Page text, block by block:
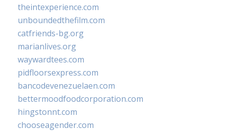
theintexperience.com
unboundedthefilm.com
catfriends-bg.org
marianlives.org
waywardtees.com
pidfloorsexpress.com
bancodevenezuelaen.com
bettermoodfoodcorporation.com
hingstonnt.com
chooseagender.com